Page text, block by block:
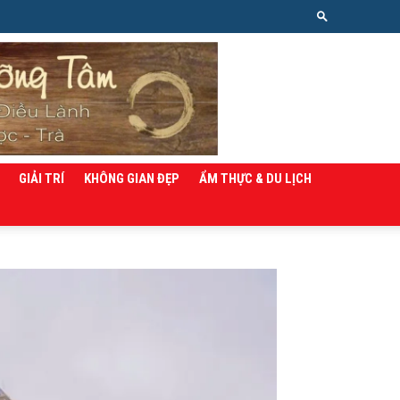
GIẢI TRÍ KHÔNG GIAN ĐẸP ẨM THỰC & DU LỊCH